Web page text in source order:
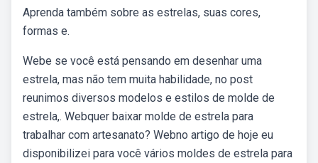
Aprenda também sobre as estrelas, suas cores,
formas e.
Webe se você está pensando em desenhar uma
estrela, mas não tem muita habilidade, no post
reunimos diversos modelos e estilos de molde de
estrela,. Webquer baixar molde de estrela para
trabalhar com artesanato? Webno artigo de hoje eu
disponibilizei para você vários moldes de estrela para